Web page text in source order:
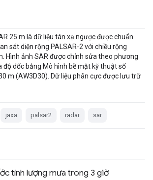
25 m là dữ liệu tán xạ ngược được chuẩn
sát diện rộng PALSAR-2 với chiều rộng
Hình ảnh SAR được chỉnh sửa theo phương
độ dốc bằng Mô hình bề mặt kỹ thuật số
m (AW3D30). Dữ liệu phân cực được lưu trữ
jaxa palsar2 radar sar
tính lượng mưa trong 3 giờ